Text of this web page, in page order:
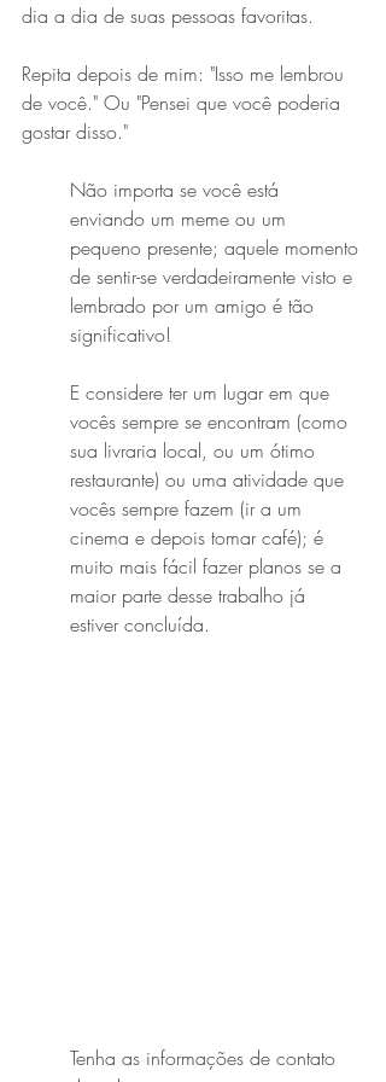
dia a dia de suas pessoas favoritas.
Repita depois de mim: "Isso me lembrou
de você." Ou "Pensei que você poderia
gostar disso."
Não importa se você está
enviando um meme ou um
pequeno presente; aquele momento
de sentir-se verdadeiramente visto e
lembrado por um amigo é tão
significativo!
E considere ter um lugar em que
vocês sempre se encontram (como
sua livraria local, ou um ótimo
restaurante) ou uma atividade que
vocês sempre fazem (ir a um
cinema e depois tomar café); é
muito mais fácil fazer planos se a
maior parte desse trabalho já
estiver concluída.
Tenha as informações de contato